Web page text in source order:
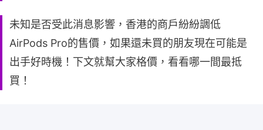
未知是否受此消息影響，香港的商戶紛紛調低
AirPods Pro的售價，如果還未買的朋友現在可能是
出手好時機！下文就幫大家格價，看看哪一間最抵
買！